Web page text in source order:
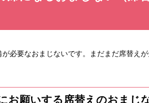
必要なおまじないです。まだまだ席替え
お願いする席替えのおまじ